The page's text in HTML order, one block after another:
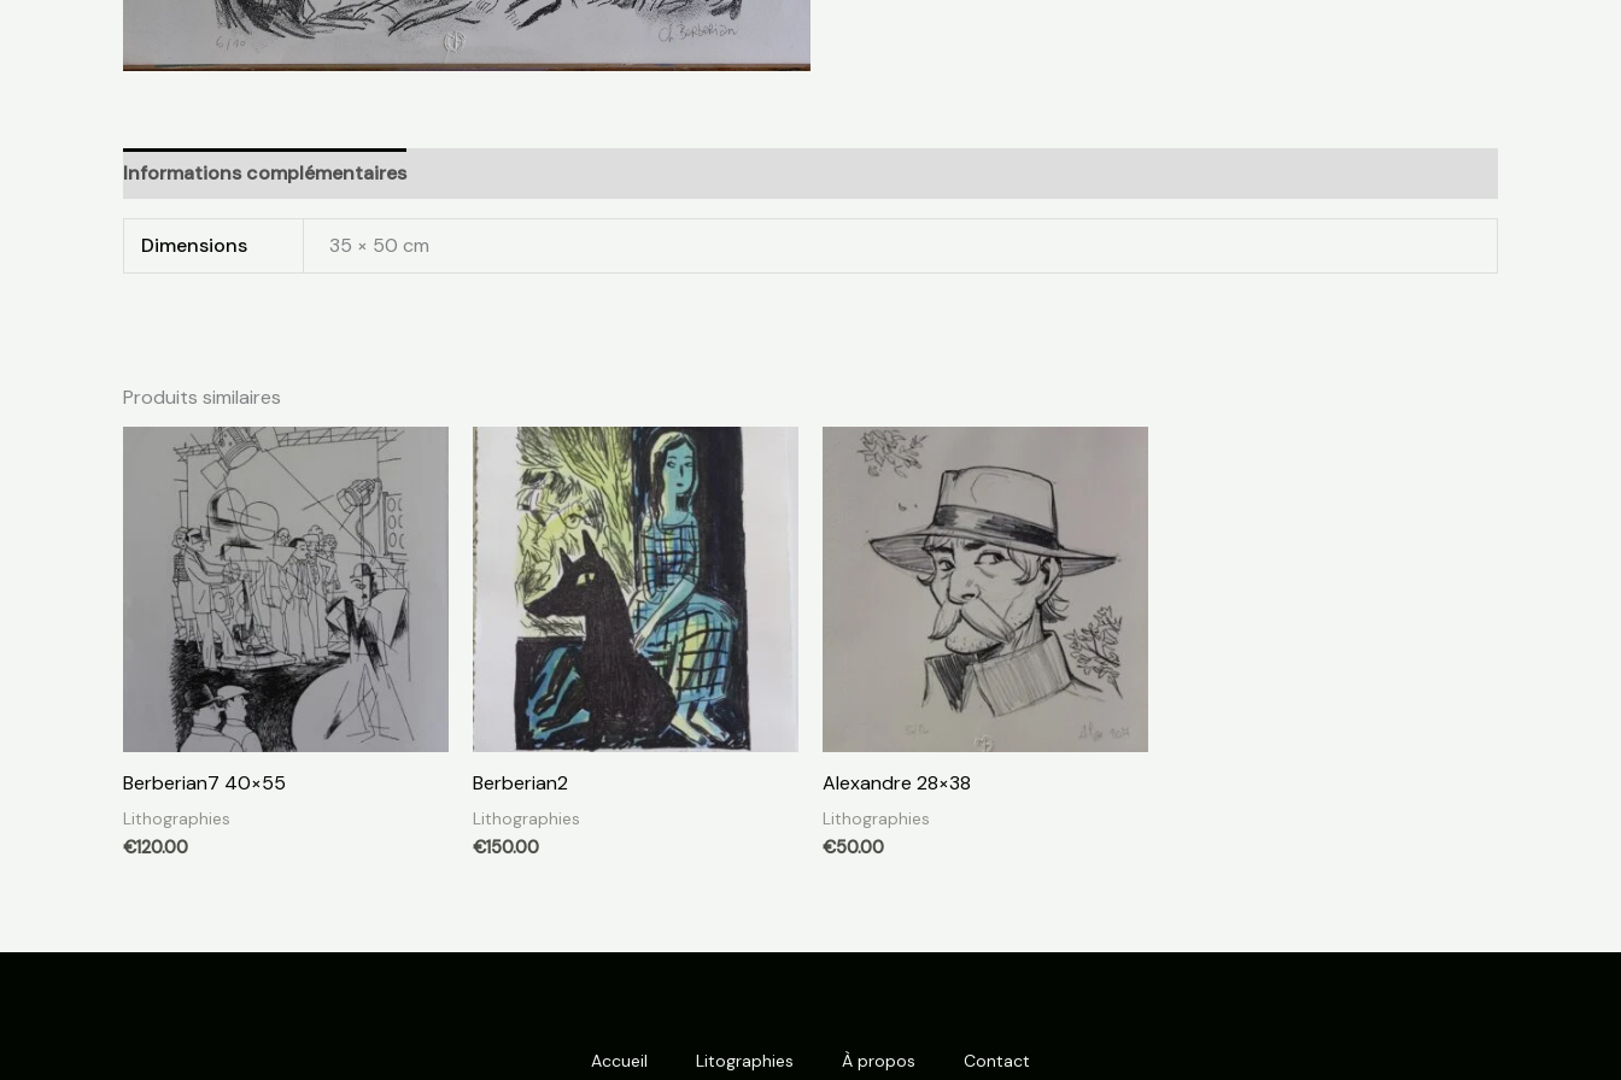
Informations complémentaires
Dimensions 35 × 50 cm
Produits similaires
Berberian7 40×55
Lithographies
€120.00
Berberian2
Lithographies
€150.00
Alexandre 28×38
Lithographies
€50.00
Accueil Litographies À propos Contact